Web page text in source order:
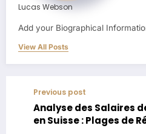
Lucas Webson
Add your Biographical
View All Posts
Previous post
Analyse des Salaires
en Suisse : Plages de